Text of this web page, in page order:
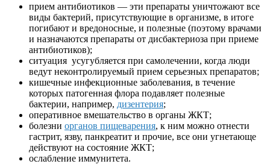
прием антибиотиков — эти препараты уничтожают все
виды бактерий, присутствующие в организме, в итоге
погибают и вредоносные, и полезные (поэтому врачами
и назначаются препараты от дисбактериоза при приеме
антибиотиков);
ситуация усугубляется при самолечении, когда люди
ведут неконтролируемый прием серьезных препаратов;
кишечные инфекционные заболевания, в течение
которых патогенная флора подавляет полезные
бактерии, например, дизентерия;
оперативное вмешательство в органы ЖКТ;
болезни органов пищеварения, к ним можно отнести
гастрит, язву, панкреатит и прочие, все они угнетающе
действуют на состояние ЖКТ;
ослабление иммунитета.